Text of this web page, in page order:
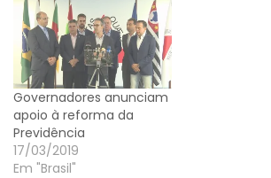
Governadores anunciam
apoio à reforma da
Previdência
17/03/2019
Em "Brasil"